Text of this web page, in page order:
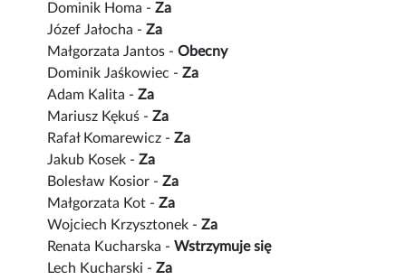
Dominik Homa -Za
Józef Jałocha -Za
Małgorzata Jantos -Obecny
Dominik Jaśkowiec -Za
Adam Kalita -Za
Mariusz Kękuś -Za
Rafał Komarewicz -Za
Jakub Kosek -Za
Bolesław Kosior -Za
Małgorzata Kot -Za
Wojciech Krzysztonek -Za
Renata Kucharska -Wstrzymuje się
Lech Kucharski -Za